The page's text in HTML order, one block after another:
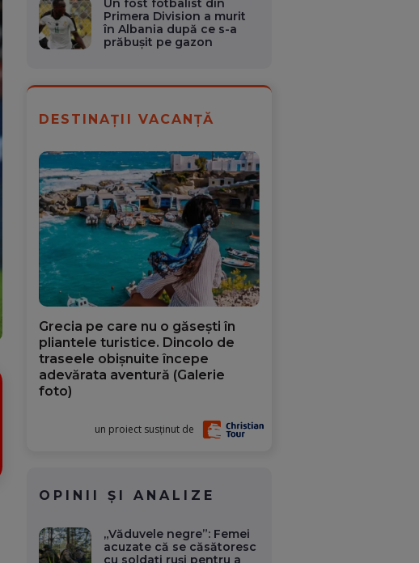
Primera Division a murit
în Albania după ce s-a
prăbușit pe gazon
DESTINAȚII VACANȚĂ
Grecia pe care nu o găsești în
pliantele turistice. Dincolo de
traseele obișnuite începe
adevărata aventură (Galerie
foto)
un proiect susținut de
OPINII ȘI ANALIZE
„Văduvele negre”: Femei
acuzate că se căsătoresc
cu soldați ruși pentru a